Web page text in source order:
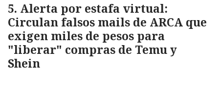
Alerta por estafa virtual:
Circulan falsos mails de ARCA que
exigen miles de pesos para
"liberar" compras de Temu y
Shein